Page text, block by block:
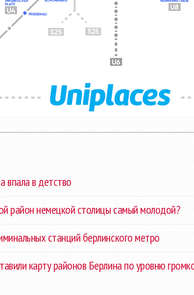
впала в детство
район немецкой столицы самый молодой?
станций берлинского метро
карту районов Берлина по уровню